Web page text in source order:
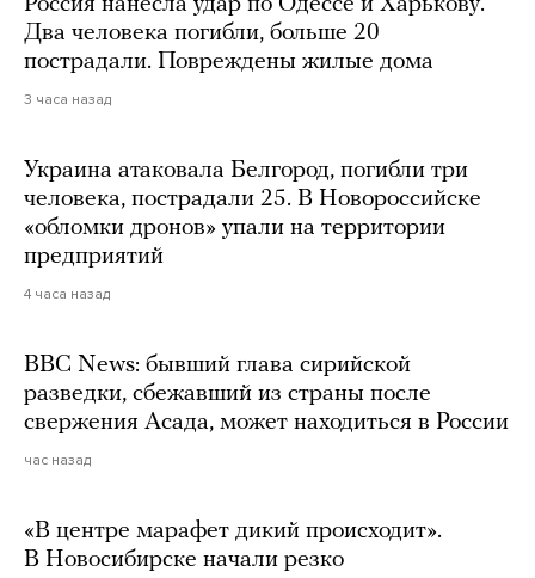
Два человека погибли, больше 20
пострадали. Повреждены жилые дома
3 часа назад
Украина атаковала Белгород, погибли три
человека, пострадали 25. В Новороссийске
«обломки дронов» упали на территории
предприятий
4 часа назад
BBC News: бывший глава сирийской
разведки, сбежавший из страны после
свержения Асада, может находиться в России
час назад
«В центре марафет дикий происходит».
В Новосибирске начали резко